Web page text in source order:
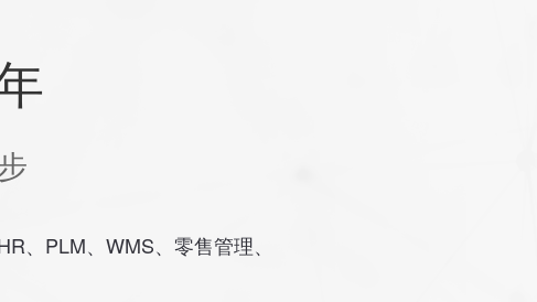
、PLM、WMS、零售管理、